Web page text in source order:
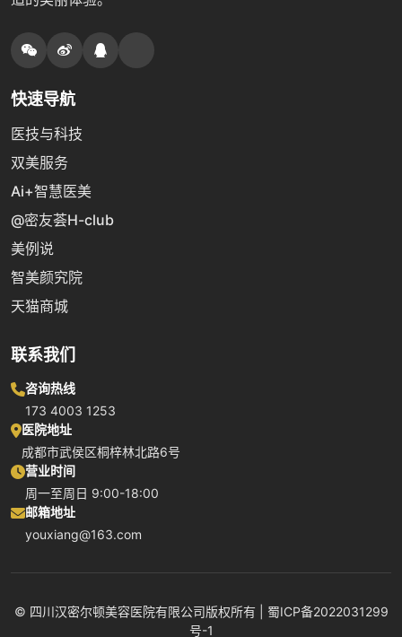
快速导航
医技与科技
双美服务
Ai+智慧医美
@密友荟H-club
美例说
智美颜究院
天猫商城
联系我们
咨询热线
173 4003 1253
医院地址
成都市武侯区桐梓林北路6号
营业时间
周一至周日 9:00-18:00
邮箱地址
youxiang@163.com
© 四川汉密尔顿美容医院有限公司版权所有 | 蜀ICP备2022031299
号-1